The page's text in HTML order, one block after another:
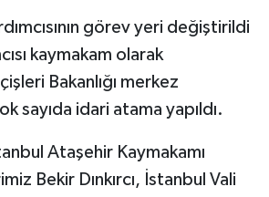
görev yeri değiştirildi
kaymakam olarak
Bakanlığı merkez
sayıda idari atama yapıldı.
Ataşehir Kaymakamı
Bekir Dınkırcı, İstanbul Vali